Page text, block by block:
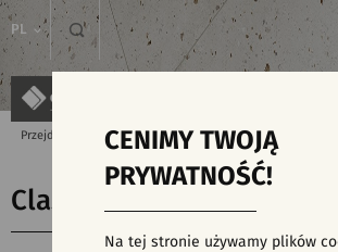
PL
Przejdź do strony głównej Produkty Classic Oak
Classic Oak Cold Brown
CENIMY TWOJĄ
PRYWATNOŚĆ!
Na tej stronie używamy plików